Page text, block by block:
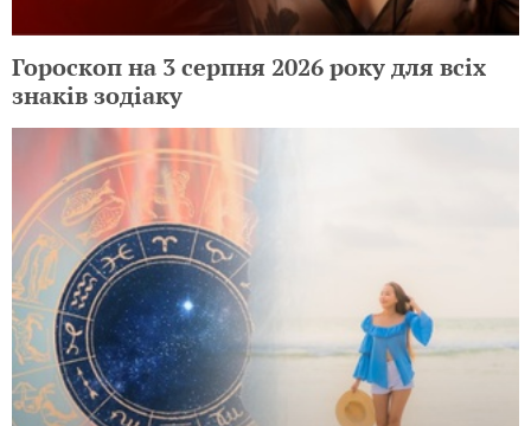
Гороскоп на 3 серпня 2026 року для всіх
знаків зодіаку